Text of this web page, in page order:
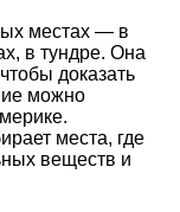
местах — в
в тундре. Она
доказать
можно
места, где
веществ и